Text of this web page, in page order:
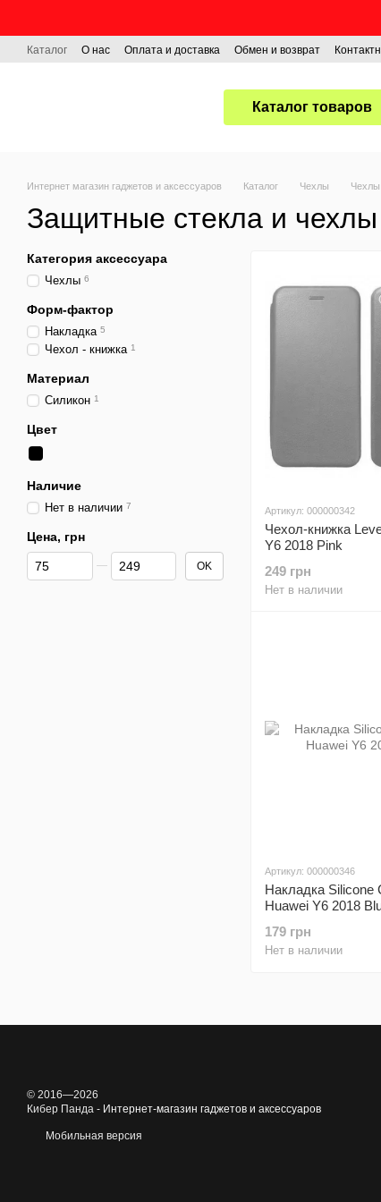
Каталог О нас Оплата и доставка Обмен и возврат
Каталог товаров
Интернет магазин гаджетов и аксессуаров Каталог Чехлы Чехлы
Защитные стекла и
Артикул: 000000342
Чехол-книжка
Y6 2018 Pink
249 грн
Нет в наличии
Артикул: 000000346
Накладка Silicone
Huawei Y6 2018
179 грн
Нет в наличии
Категория аксессуара
Чехлы 6
Форм-фактор
Накладка 5
Чехол - книжка 1
Материал
Силикон 1
Цвет
Наличие
Нет в наличии 7
Цена, грн
От Цена, грн
До Цена, грн OK
© 2016—2026
Кибер Панда - Интернет-магазин гаджетов и аксессуаров
Мобильная версия